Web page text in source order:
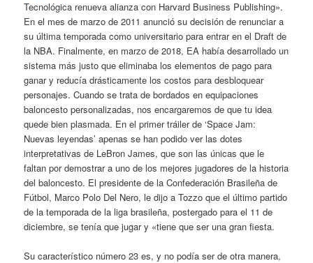
Tecnológica renueva alianza con Harvard Business Publishing».
En el mes de marzo de 2011 anunció su decisión de renunciar a
su última temporada como universitario para entrar en el Draft de
la NBA. Finalmente, en marzo de 2018, EA había desarrollado un
sistema más justo que eliminaba los elementos de pago para
ganar y reducía drásticamente los costos para desbloquear
personajes. Cuando se trata de bordados en equipaciones
baloncesto personalizadas, nos encargaremos de que tu idea
quede bien plasmada. En el primer tráiler de ‘Space Jam:
Nuevas leyendas’ apenas se han podido ver las dotes
interpretativas de LeBron James, que son las únicas que le
faltan por demostrar a uno de los mejores jugadores de la historia
del baloncesto. El presidente de la Confederación Brasileña de
Fútbol, Marco Polo Del Nero, le dijo a Tozzo que el último partido
de la temporada de la liga brasileña, postergado para el 11 de
diciembre, se tenía que jugar y «tiene que ser una gran fiesta.
Su característico número 23 es, y no podía ser de otra manera,